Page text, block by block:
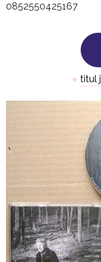
0852550425167
● titul